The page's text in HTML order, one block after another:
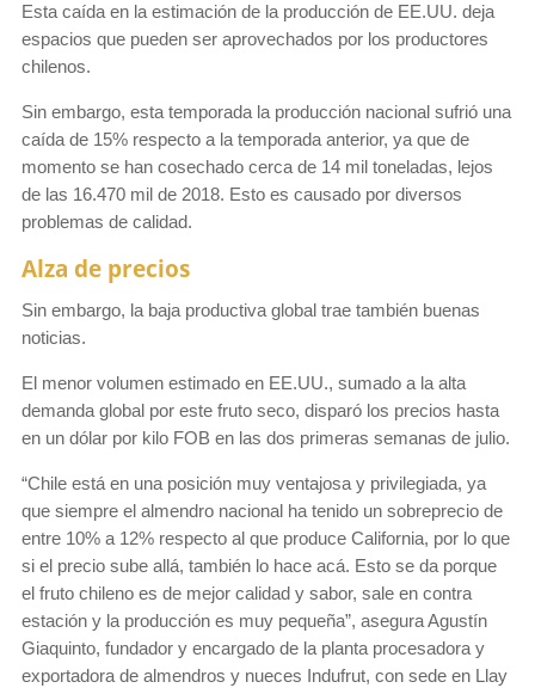
Esta caída en la estimación de la producción de EE.UU. deja
espacios que pueden ser aprovechados por los productores
chilenos.
Sin embargo, esta temporada la producción nacional sufrió una
caída de 15% respecto a la temporada anterior, ya que de
momento se han cosechado cerca de 14 mil toneladas, lejos
de las 16.470 mil de 2018. Esto es causado por diversos
problemas de calidad.
Alza de precios
Sin embargo, la baja productiva global trae también buenas
noticias.
El menor volumen estimado en EE.UU., sumado a la alta
demanda global por este fruto seco, disparó los precios hasta
en un dólar por kilo FOB en las dos primeras semanas de julio.
“Chile está en una posición muy ventajosa y privilegiada, ya
que siempre el almendro nacional ha tenido un sobreprecio de
entre 10% a 12% respecto al que produce California, por lo que
si el precio sube allá, también lo hace acá. Esto se da porque
el fruto chileno es de mejor calidad y sabor, sale en contra
estación y la producción es muy pequeña”, asegura Agustín
Giaquinto, fundador y encargado de la planta procesadora y
exportadora de almendros y nueces Indufrut, con sede en Llay